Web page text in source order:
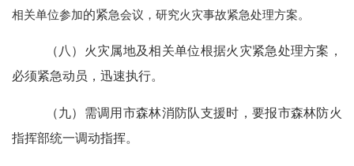
相关单位参加的紧急会议，研究火灾事故紧急处理方案。
（八） 火灾属地及相关单位根据火灾紧急处理方案，
必须紧急动员，迅速执行。
（九） 需调用市森林消防队支援时，要报市森林防火
指挥部统一调动指挥。